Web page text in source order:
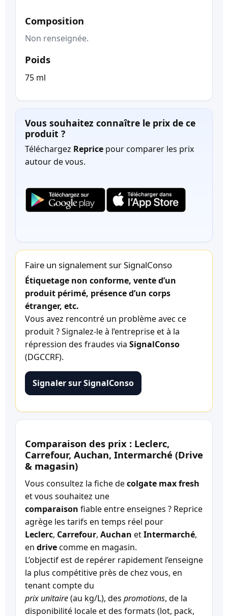
Composition
Non renseignée.
Poids
75 ml
Vous souhaitez connaître le prix de ce
produit ?
Téléchargez Reprice pour comparer les prix
autour de vous.
Faire un signalement sur SignalConso
Étiquetage non conforme, vente d’un
produit périmé, présence d’un corps
étranger, etc.
Vous avez rencontré un problème avec ce
produit ? Signalez-le à l’entreprise et à la
répression des fraudes via SignalConso
(DGCCRF).
Signaler sur SignalConso
Comparaison des prix : Leclerc,
Carrefour, Auchan, Intermarché (Drive
& magasin)
Vous consultez la fiche decolgate max fresh
et vous souhaitez une
comparaison fiable entre enseignes ? Reprice
agrège les tarifs en temps réel pour
Leclerc, Carrefour, Auchan etIntermarché,
en drivecomme en magasin.
L’objectif est de repérer rapidement l’enseigne
la plus compétitive près de chez vous, en
tenant compte du
prix unitaire(au kg/L), des promotions, de la
disponibilité locale et des formats (lot, pack,